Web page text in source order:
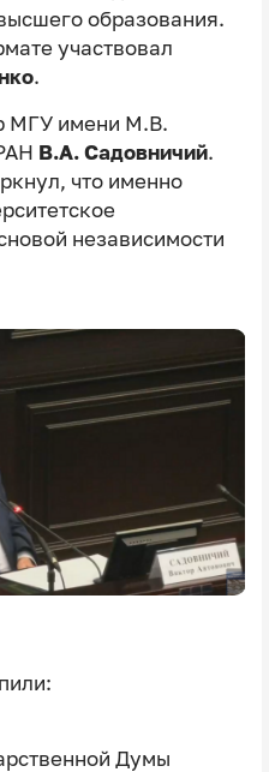
образования.
участвовал
.
МГУ имени М.В.
В.А. Садовничий.
что именно
независимости
Думы